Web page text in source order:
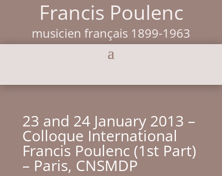
Francis Poulenc
musicien français 1899-1963
23 and 24 January 2013 –
Colloque International
Francis Poulenc (1st Part)
– Paris, CNSMDP